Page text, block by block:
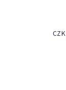
CZK